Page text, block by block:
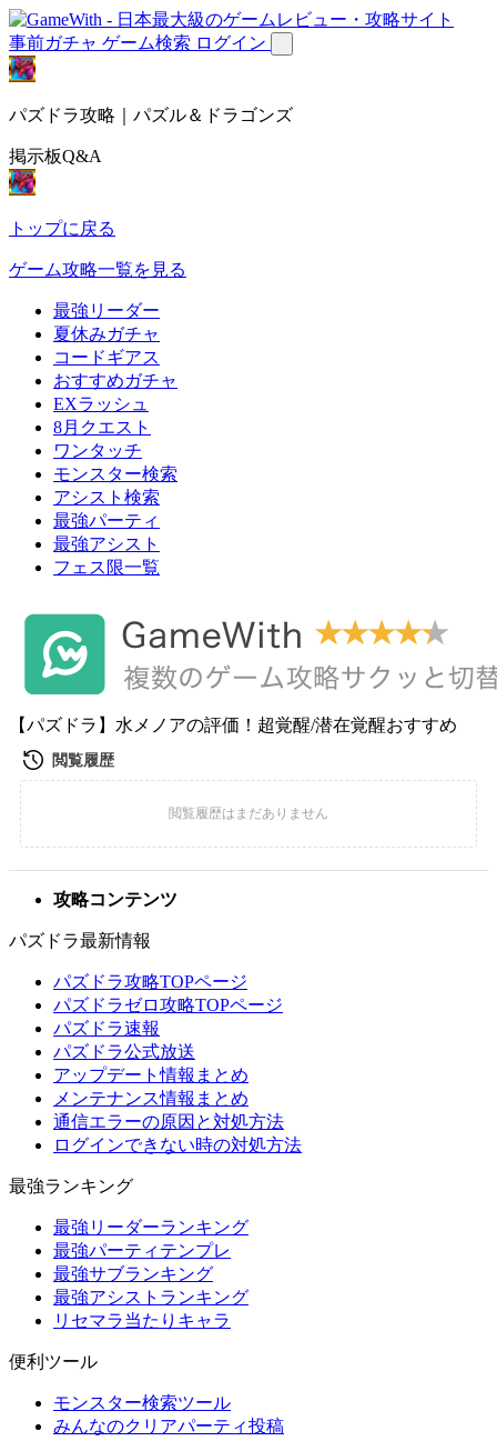
事前ガチャ ゲーム検索 ログイン
パズドラ攻略｜パズル＆ドラゴンズ
掲示板Q&A
トップに戻る
ゲーム攻略一覧を見る
最強リーダー
夏休みガチャ
コードギアス
おすすめガチャ
EXラッシュ
8月クエスト
ワンタッチ
モンスター検索
アシスト検索
最強パーティ
最強アシスト
フェス限一覧
【パズドラ】水メノアの評価！超覚醒/潜在覚醒おすすめ
攻略コンテンツ
パズドラ最新情報
パズドラ攻略TOPページ
パズドラゼロ攻略TOPページ
パズドラ速報
パズドラ公式放送
アップデート情報まとめ
メンテナンス情報まとめ
通信エラーの原因と対処方法
ログインできない時の対処方法
最強ランキング
最強リーダーランキング
最強パーティテンプレ
最強サブランキング
最強アシストランキング
リセマラ当たりキャラ
便利ツール
モンスター検索ツール
みんなのクリアパーティ投稿